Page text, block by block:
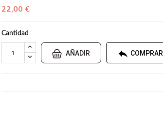
22,00 €
Cantidad
AÑADIR  COMPRAR